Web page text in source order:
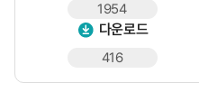
1954
다운로드
416